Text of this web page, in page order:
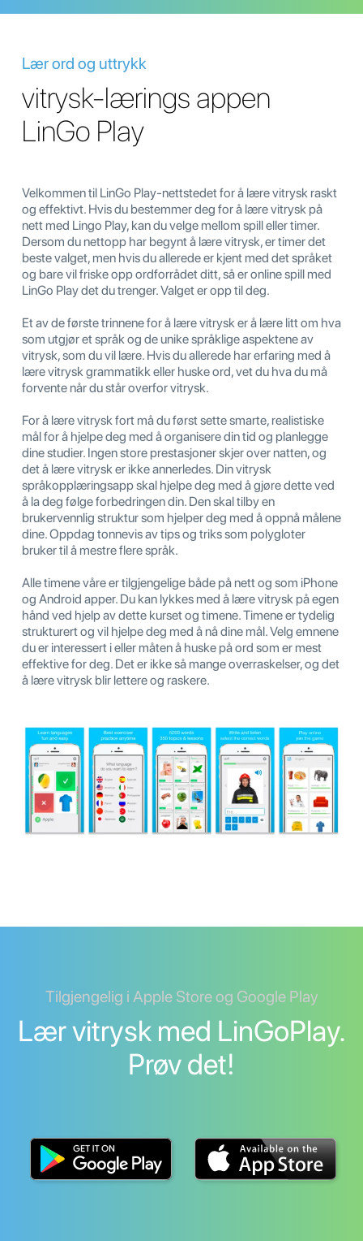
Lær ord og uttrykk
vitrysk-lærings appen
LinGo Play
Velkommen til LinGo Play-nettstedet for å lære vitrysk raskt
og effektivt. Hvis du bestemmer deg for å lære vitrysk på
nett med Lingo Play, kan du velge mellom spill eller timer.
Dersom du nettopp har begynt å lære vitrysk, er timer det
beste valget, men hvis du allerede er kjent med det språket
og bare vil friske opp ordforrådet ditt, så er online spill med
LinGo Play det du trenger. Valget er opp til deg.
Et av de første trinnene for å lære vitrysk er å lære litt om hva
som utgjør et språk og de unike språklige aspektene av
vitrysk, som du vil lære. Hvis du allerede har erfaring med å
lære vitrysk grammatikk eller huske ord, vet du hva du må
forvente når du står overfor vitrysk.
For å lære vitrysk fort må du først sette smarte, realistiske
mål for å hjelpe deg med å organisere din tid og planlegge
dine studier. Ingen store prestasjoner skjer over natten, og
det å lære vitrysk er ikke annerledes. Din vitrysk
språkopplæringsapp skal hjelpe deg med å gjøre dette ved
å la deg følge forbedringen din. Den skal tilby en
brukervennlig struktur som hjelper deg med å oppnå målene
dine. Oppdag tonnevis av tips og triks som polygloter
bruker til å mestre flere språk.
Alle timene våre er tilgjengelige både på nett og som iPhone
og Android apper. Du kan lykkes med å lære vitrysk på egen
hånd ved hjelp av dette kurset og timene. Timene er tydelig
strukturert og vil hjelpe deg med å nå dine mål. Velg emnene
du er interessert i eller måten å huske på ord som er mest
effektive for deg. Det er ikke så mange overraskelser, og det
å lære vitrysk blir lettere og raskere.
Tilgjengelig i Apple Store og Google Play
Lær vitrysk med LinGoPlay.
Prøv det!